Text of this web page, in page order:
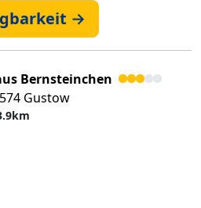
→
Bernsteinchen
Gustow